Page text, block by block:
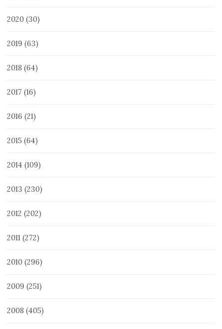
2020 (30)
2019 (63)
2018 (64)
2017 (16)
2016 (21)
2015 (64)
2014 (109)
2013 (230)
2012 (202)
2011 (272)
2010 (296)
2009 (251)
2008 (405)